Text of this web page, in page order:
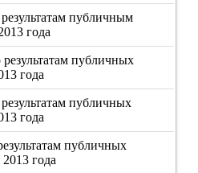
публичным
года
публичных
года
публичных
года
публичных
года